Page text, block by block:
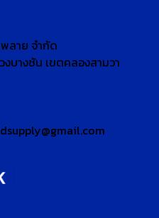
ลาย จำกัด
บางชัน เขตคลองสามวา